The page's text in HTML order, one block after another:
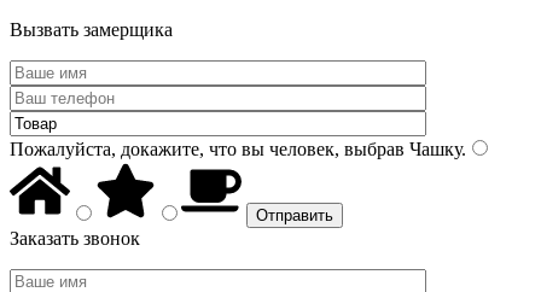
Вызвать замерщика
Пожалуйста, докажите, что вы человек, выбрав Чашку.
Заказать звонок